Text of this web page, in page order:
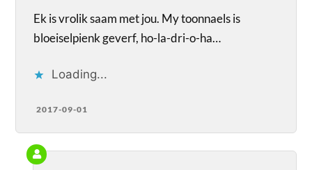
Ek is vrolik saam met jou. My toonnaels is
bloeiselpienk geverf, ho-la-dri-o-ha…
Loading...
2017-09-01